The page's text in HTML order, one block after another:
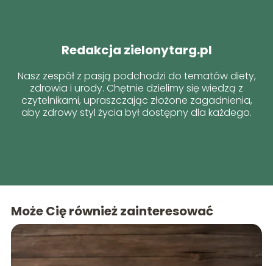
Redakcja zielonytarg.pl
Nasz zespół z pasją podchodzi do tematów diety,
zdrowia i urody. Chętnie dzielimy się wiedzą z
czytelnikami, upraszczając złożone zagadnienia,
aby zdrowy styl życia był dostępny dla każdego.
Może Cię również zainteresować